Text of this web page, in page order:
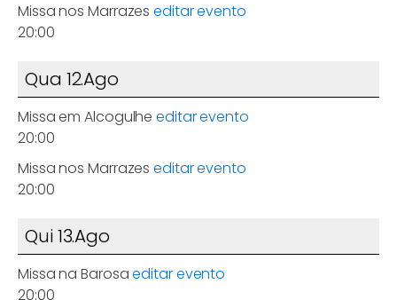
Missa nos Marrazes editar evento
20:00
Qua 12.Ago
Missa em Alcogulhe editar evento
20:00
Missa nos Marrazes editar evento
20:00
Qui 13.Ago
Missa na Barosaeditar evento
20:00